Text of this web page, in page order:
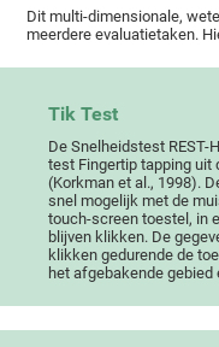
Dit multi-dimensionale,
meerdere evaluatietaken.
Tik Test
De Snelheidstest REST-
test Fingertip tapping uit
(Korkman et al., 1998).
snel mogelijk met de
touch-screen toestel, in
blijven klikken. De
klikken gedurende de
het afgebakende